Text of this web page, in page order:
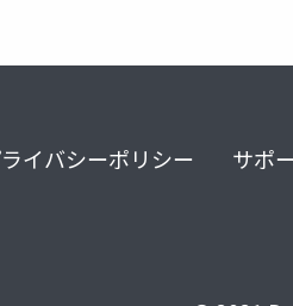
イバシーポリシー サポ